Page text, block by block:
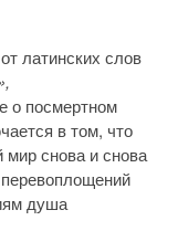
латинских слов
о посмертном
в том, что
снова и снова
душа